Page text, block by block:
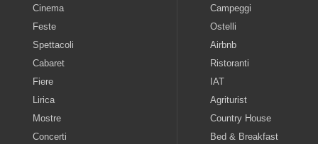
Cinema
Feste
Spettacoli
Cabaret
Fiere
Lirica
Mostre
Concerti
Campeggi
Ostelli
Airbnb
Ristoranti
IAT
Agriturist
Country House
Bed & Breakfast